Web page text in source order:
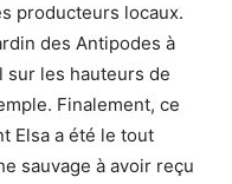
producteurs locaux.
des Antipodes à
sur les hauteurs de
Finalement, ce
Elsa a été le tout
sauvage à avoir reçu